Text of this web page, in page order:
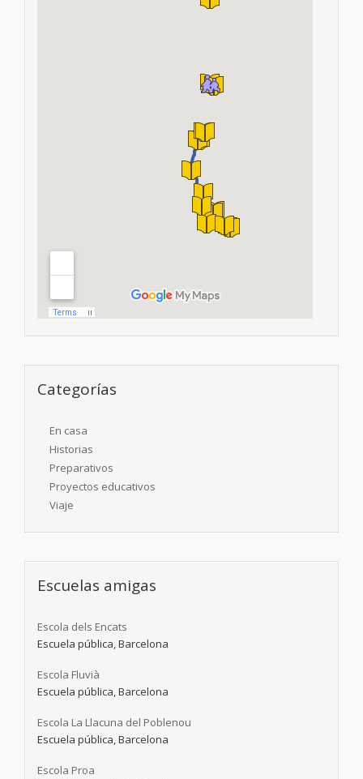
Categorías
En casa
Historias
Preparativos
Proyectos educativos
Viaje
Escuelas amigas
Escola dels Encats
Escuela pública, Barcelona
Escola Fluvià
Escuela pública, Barcelona
Escola La Llacuna del Poblenou
Escuela pública, Barcelona
Escola Proa